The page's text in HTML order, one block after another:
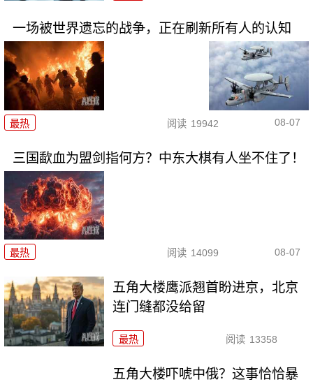
一场被世界遗忘的战争，正在刷新所有人的认知
最热 阅读 19942 08-07
三国歃血为盟剑指何方？中东大棋有人坐不住了！
最热 阅读 14099 08-07
五角大楼鹰派翘首盼进京，北京
连门缝都没给留
最热 阅读 13358
五角大楼吓唬中俄？这事恰恰暴